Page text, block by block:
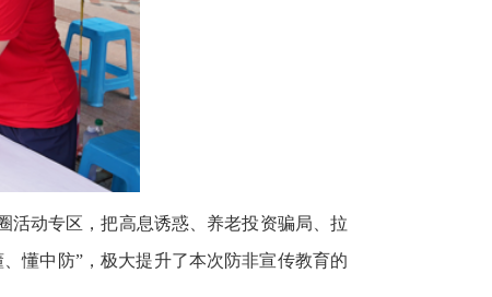
活动专区，把高息诱惑、养老投资骗局、拉
懂中防”，极大提升了本次防非宣传教育的